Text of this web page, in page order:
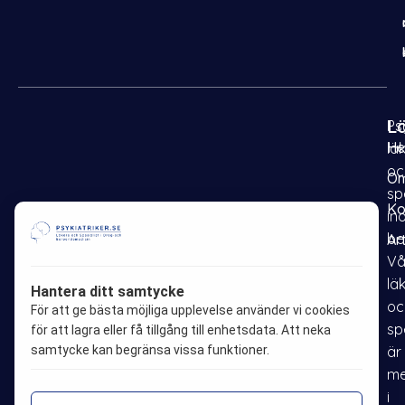
är
i
a
c
e
b
n
s
t
a
i
n
t
e
i
n
k
e
Hantera ditt samtycke
För att ge bästa möjliga upplevelse använder vi cookies
för att lagra eller få tillgång till enhetsdata. Att neka
samtycke kan begränsa vissa funktioner.